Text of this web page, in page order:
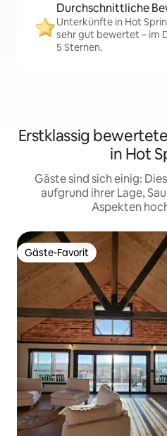
Durchschnittliche
Unterkünfte in Hot
sehr gut bewertet – im
5 Sternen.
Erstklassig
in Hot
Gäste sind sich einig:
aufgrund ihrer Lage,
Aspekten
Gäste-Favorit
Gäste-Favorit